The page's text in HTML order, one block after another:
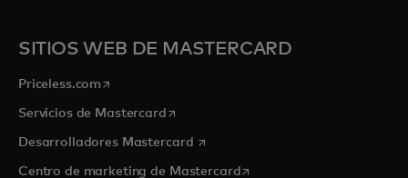
SITIOS WEB DE MASTERCARD
Priceless.com se abre en una pestaña nueva
Servicios de Mastercardse abre en una pestaña nueva
Desarrolladores Mastercard se abre en una pestaña nueva
Centro de marketing de Mastercardse abre en una pestaña